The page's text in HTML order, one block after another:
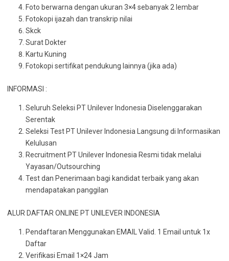
Foto berwarna dengan ukuran 3×4 sebanyak 2 lembar
Fotokopi ijazah dan transkrip nilai
Skck
Surat Dokter
Kartu Kuning
Fotokopi sertifikat pendukung lainnya (jika ada)
INFORMASI :
Seluruh Seleksi PT Unilever Indonesia Diselenggarakan
Serentak
Seleksi Test PT Unilever Indonesia Langsung di Informasikan
Kelulusan
Recruitment PT Unilever Indonesia Resmi tidak melalui
Yayasan/Outsourching
Test dan Penerimaan bagi kandidat terbaik yang akan
mendapatakan panggilan
ALUR DAFTAR ONLINE PT UNILEVER INDONESIA
Pendaftaran Menggunakan EMAIL Valid. 1 Email untuk 1x
Daftar
Verifikasi Email 1×24 Jam